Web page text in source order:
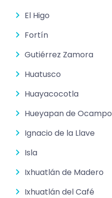
El Higo
Fortín
Gutiérrez Zamora
Huatusco
Huayacocotla
Hueyapan de Ocampo
Ignacio de la Llave
Isla
Ixhuatlán de Madero
Ixhuatlán del Café